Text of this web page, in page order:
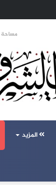
مساحة
المزيد